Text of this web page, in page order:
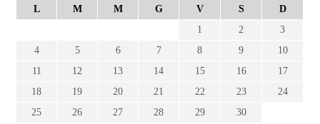
L M M G V S
D
1
2
3
4
5 6 7 8 9
10
11
12 13 14 15 16
17
18
19 20 21 22 23
24
25
26 27 28 29 30